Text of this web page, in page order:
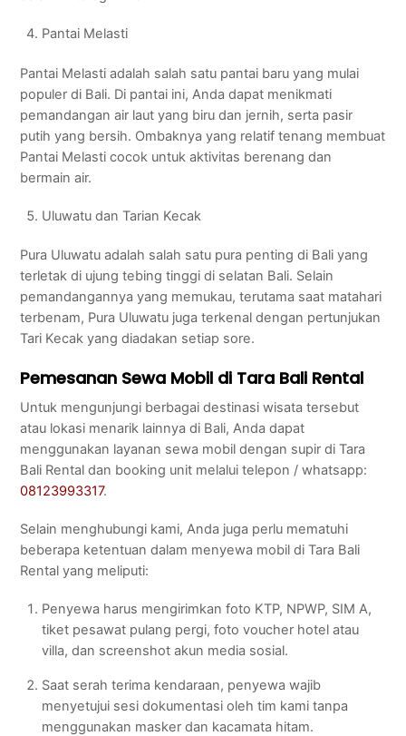
Pantai Melasti
Pantai Melasti adalah salah satu pantai baru yang mulai
populer di Bali. Di pantai ini, Anda dapat menikmati
pemandangan air laut yang biru dan jernih, serta pasir
putih yang bersih. Ombaknya yang relatif tenang membuat
Pantai Melasti cocok untuk aktivitas berenang dan
bermain air.
Uluwatu dan Tarian Kecak
Pura Uluwatu adalah salah satu pura penting di Bali yang
terletak di ujung tebing tinggi di selatan Bali. Selain
pemandangannya yang memukau, terutama saat matahari
terbenam, Pura Uluwatu juga terkenal dengan pertunjukan
Tari Kecak yang diadakan setiap sore.
Pemesanan Sewa Mobil di Tara Bali Rental
Untuk mengunjungi berbagai destinasi wisata tersebut
atau lokasi menarik lainnya di Bali, Anda dapat
menggunakan layanan sewa mobil dengan supir di Tara
Bali Rental dan booking unit melalui telepon / whatsapp:
08123993317.
Selain menghubungi kami, Anda juga perlu mematuhi
beberapa ketentuan dalam menyewa mobil di Tara Bali
Rental yang meliputi:
Penyewa harus mengirimkan foto KTP, NPWP, SIM A,
tiket pesawat pulang pergi, foto voucher hotel atau
villa, dan screenshot akun media sosial.
Saat serah terima kendaraan, penyewa wajib
menyetujui sesi dokumentasi oleh tim kami tanpa
menggunakan masker dan kacamata hitam.